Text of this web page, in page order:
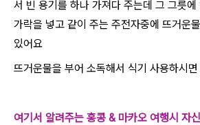
서 빈 용기를 하나 가져다 주는데 그 그릇
가락을 넣고 같이 주는 주전자중에 뜨거운
있어요
뜨거운물을 부어 소독해서 식기 사용하시
여기서 알려주는 홍콩 & 마카오 여행시 자